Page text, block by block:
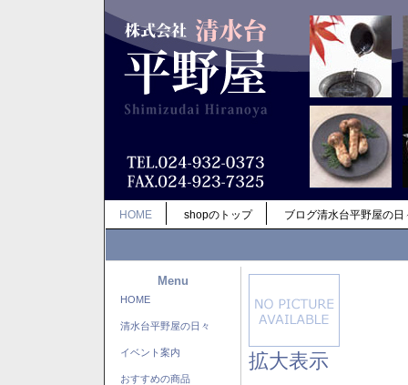
HOME shopのトップ ブログ清水台平野屋の日
Menu
HOME
清水台平野屋の日々
イベント案内
おすすめの商品
拡大表示